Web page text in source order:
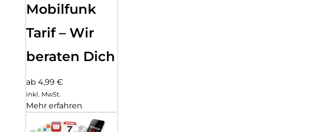
Mobilfunk
Tarif – Wir
beraten Dich
ab 4,99 €
inkl. MwSt.
Mehr erfahren